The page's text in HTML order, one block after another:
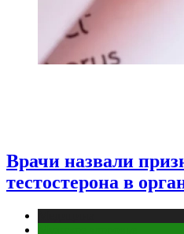
Врачи назвали
тестостерона в